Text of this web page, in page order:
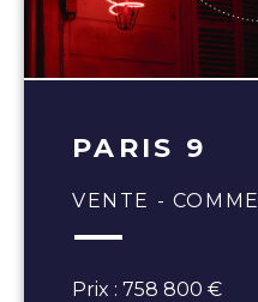
PARIS 9
VENTE -
Prix : 758 800 €